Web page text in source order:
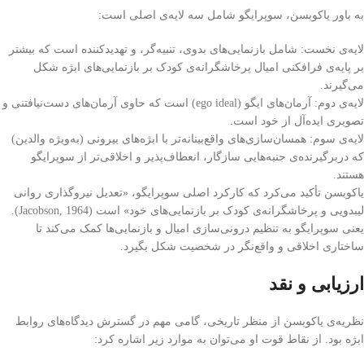
به باور یاکوبسن، سوپرایگو شامل سه لایه‌ی اصلی است:
لایه‌ی نخست: شامل بازنمایی‌های بدوی، تنبیه‌گر، و تهدیدکننده است که بیشتر
بر پایه‌ی فرافکنی امیال پرخاشگرانه‌ی کودک بر بازنمایی‌های ابژه شکل
می‌گیرند.
لایه‌ی دوم: آرمان‌های ایگو (ego ideal) است که حاوی آرمان‌های دست‌نیافتنی و
تصویری ایده‌آل از خود است.
لایه‌ی سوم: همسان‌سازی‌های واقع‌بینانه‌تر با ابژه‌های بیرونی (به‌ویژه والدین)
که دربرگیرنده‌ی جنبه‌هایی سازگار، انعطاف‌پذیر و اخلاقی‌تر از سوپرایگو
هستند.
یاکوبسن تأکید می‌کرد که کارکرد اصلی سوپرایگو، «تعدیل نیروگذاری روانی
لیبدویی و پرخاشگرانه‌ی کودک بر بازنمایی‌های خود» است (Jacobson, 1964).
یعنی سوپرایگو به تنظیم درونی‌سازی امیال و بازنمایی‌ها کمک می‌کند تا
ساختاری اخلاقی و واقع‌نگر در شخصیت شکل بگیرد.
ارزیابی و نقد
نظریه‌ی یاکوبسن از منظر تاریخی، گامی مهم در گسترش دیدگاه‌های روابط
ابژه بود. از نقاط قوت او می‌توان به موارد زیر اشاره کرد: